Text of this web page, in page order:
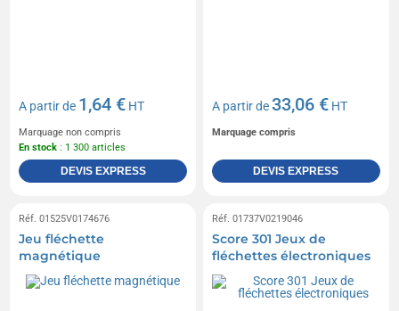
A partir de 1,64 € HT
Marquage non compris
En stock : 1 300 articles
DEVIS EXPRESS
A partir de33,06 € HT
Marquage compris
DEVIS EXPRESS
Réf. 01525V0174676
Jeu fléchette
magnétique
Réf. 01737V0219046
Score 301 Jeux de
fléchettes électroniques